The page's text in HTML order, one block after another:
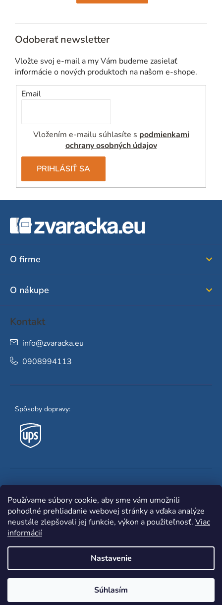
Používame súbory cookie, aby sme vám umožnili
pohodlné prehliadanie webovej stránky a vďaka analýze
neustále zlepšovali jej funkcie, výkon a použiteľnosť. Viac
informácií
Nastavenie
Súhlasím
Odoberať newsletter
Vložte svoj e-mail a my Vám budeme zasielať
informácie o nových produktoch na našom e-shope.
Email
Vložením e-mailu súhlasíte s podmienkami
ochrany osobných údajov
PRIHLÁSIŤ SA
O firme
O nákupe
Kontakt
info@zvaracka.eu
0908994113
Spôsoby dopravy:
Shoptet |mime digital
vyhradené.